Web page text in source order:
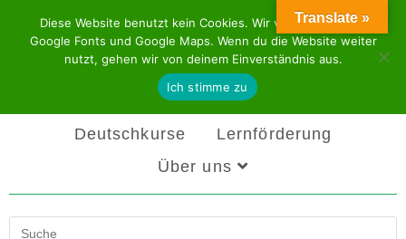
Beratung
Integration
Deutschkurse
Lernförderung
Über uns
Translate »
Diese Website benutzt kein Cookies. Wir verwenden aber
Google Fonts und Google Maps. Wenn du die Website weiter
nutzt, gehen wir von deinem Einverständnis aus.
Ich stimme zu